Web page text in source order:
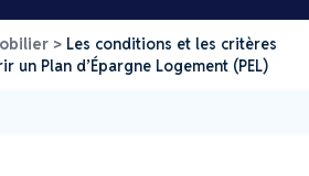
> Les conditions et les critères
un Plan d’Épargne Logement (PEL)